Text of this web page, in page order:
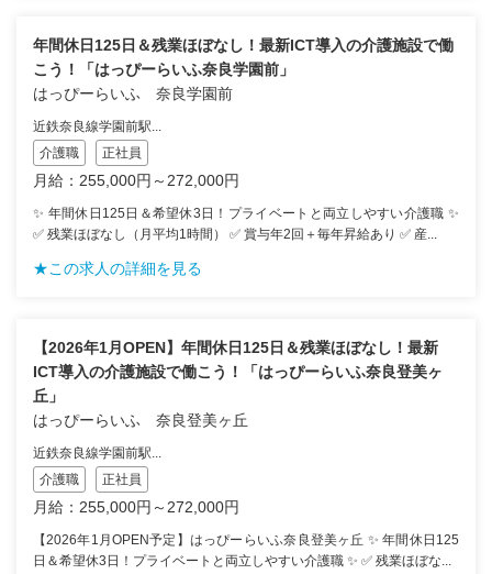
年間休日125日＆残業ほぼなし！最新ICT導入の介護施設で働
こう！「はっぴーらいふ奈良学園前」
はっぴーらいふ 奈良学園前
近鉄奈良線学園前駅...
介護職
正社員
月給：255,000円～272,000円
✨ 年間休日125日＆希望休3日！プライベートと両立しやすい介護職 ✨
✅ 残業ほぼなし（月平均1時間） ✅ 賞与年2回＋毎年昇給あり ✅ 産...
★この求人の詳細を見る
【2026年1月OPEN】年間休日125日＆残業ほぼなし！最新
ICT導入の介護施設で働こう！「はっぴーらいふ奈良登美ヶ
丘」
はっぴーらいふ 奈良登美ヶ丘
近鉄奈良線学園前駅...
介護職
正社員
月給：255,000円～272,000円
【2026年1月OPEN予定】はっぴーらいふ奈良登美ヶ丘 ✨ 年間休日125
日＆希望休3日！プライベートと両立しやすい介護職 ✨ ✅ 残業ほぼな...